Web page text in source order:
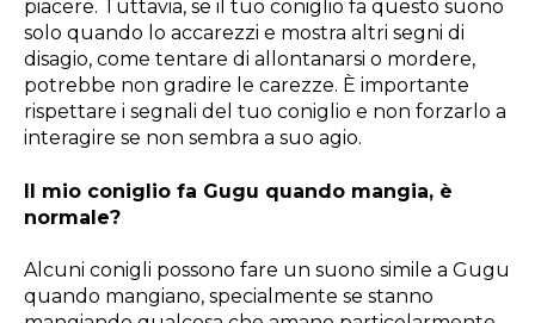
piacere. Tuttavia, se il tuo coniglio fa questo suono
solo quando lo accarezzi e mostra altri segni di
disagio, come tentare di allontanarsi o mordere,
potrebbe non gradire le carezze. È importante
rispettare i segnali del tuo coniglio e non forzarlo a
interagire se non sembra a suo agio.
Il mio coniglio fa Gugu quando mangia, è
normale?
Alcuni conigli possono fare un suono simile a Gugu
quando mangiano, specialmente se stanno